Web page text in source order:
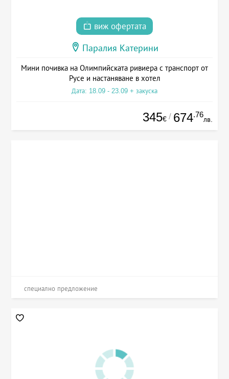
виж офертата
Паралия Катерини
Мини почивка на Олимпийската ривиера с транспорт от
Русе и настаняване в хотел
Дата: 18.09 - 23.09 + закуска
345€ / 674.76
лв.
специално предложение